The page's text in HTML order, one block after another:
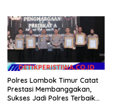
Polres Lombok Timur Catat
Prestasi Membanggakan,
Sukses Jadi Polres Terbaik